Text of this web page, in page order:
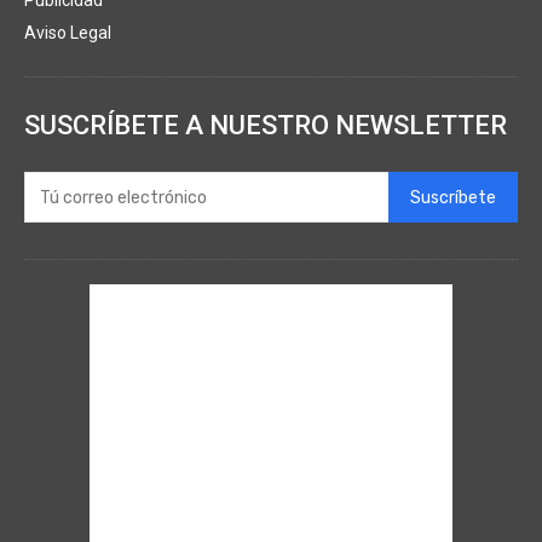
Aviso Legal
SUSCRÍBETE A NUESTRO NEWSLETTER
Suscríbete